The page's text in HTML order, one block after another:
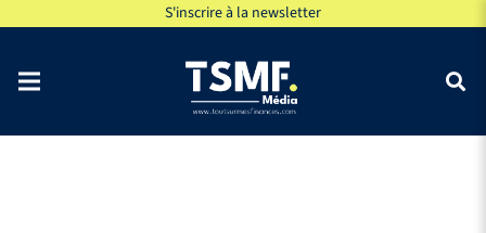
S'inscrire à la newsletter